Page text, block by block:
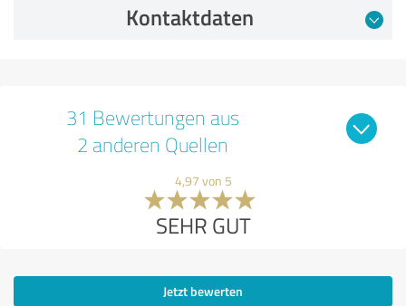
Kontaktdaten
31 Bewertungen aus
2 anderen Quellen
4,97 von 5
SEHR GUT
Jetzt bewerten